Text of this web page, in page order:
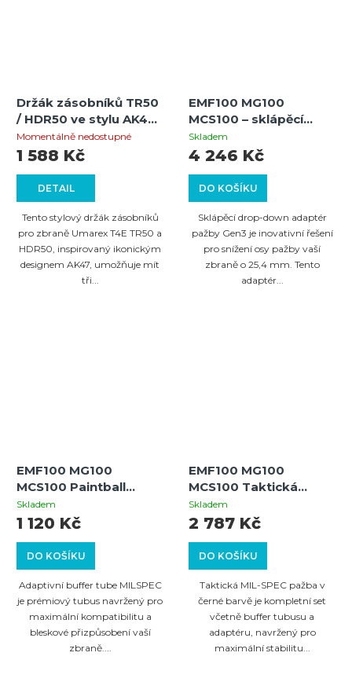
Držák zásobníků TR50
/ HDR50 ve stylu AK47
– pojme 3 zásobníky,
rychlá výměna a
Momentálně nedostupné
DETAIL
1 588 Kč
Tento stylový držák zásobníků
pro zbraně Umarex T4E TR50 a
HDR50, inspirovaný ikonickým
designem AK47, umožňuje mít
tři...
EMF100 MG100
MCS100 – sklápěcí
drop-down adaptér
pažby pro lahev (Gen3)
Skladem
DO KOŠÍKU
4 246 Kč
Sklápěcí drop-down adaptér
pažby Gen3 je inovativní řešení
pro snížení osy pažby vaší
zbraně o 25,4 mm. Tento
adaptér...
EMF100 MG100
MCS100 Paintball
zbraň Milspec pažba s
buffer tubusem
Skladem
DO KOŠÍKU
1 120 Kč
Adaptivní buffer tube MILSPEC
je prémiový tubus navržený pro
maximální kompatibilitu a
bleskové přizpůsobení vaší
zbraně....
EMF100 MG100
MCS100 Taktická
Milspec pažba (černá)
Skladem
DO KOŠÍKU
2 787 Kč
Taktická MIL-SPEC pažba v
černé barvě je kompletní set
včetně buffer tubusu a
adaptéru, navržený pro
maximální stabilitu...